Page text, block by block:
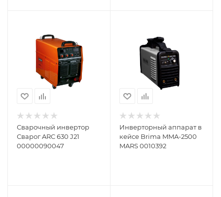
Сварочный инвертор
Сварог ARC 630 J21
00000090047
Инверторный аппарат в
кейсе Brima MMA-2500
MARS 0010392